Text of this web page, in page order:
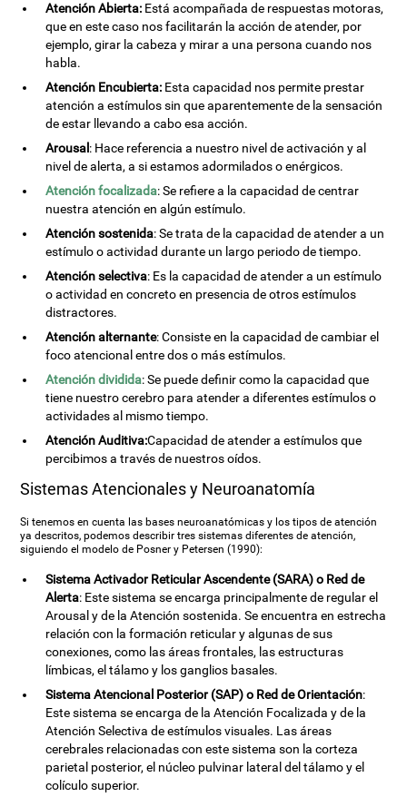
Atención Abierta: Está acompañada de respuestas motoras,
que en este caso nos facilitarán la acción de atender, por
ejemplo, girar la cabeza y mirar a una persona cuando nos
habla.
Atención Encubierta: Esta capacidad nos permite prestar
atención a estímulos sin que aparentemente de la sensación
de estar llevando a cabo esa acción.
Arousal : Hace referencia a nuestro nivel de activación y al
nivel de alerta, a si estamos adormilados o enérgicos.
Atención focalizada: Se refiere a la capacidad de centrar
nuestra atención en algún estímulo.
Atención sostenida: Se trata de la capacidad de atender a un
estímulo o actividad durante un largo periodo de tiempo.
Atención selectiva: Es la capacidad de atender a un estímulo
o actividad en concreto en presencia de otros estímulos
distractores.
Atención alternante: Consiste en la capacidad de cambiar el
foco atencional entre dos o más estímulos.
Atención dividida: Se puede definir como la capacidad que
tiene nuestro cerebro para atender a diferentes estímulos o
actividades al mismo tiempo.
Atención Auditiva:Capacidad de atender a estímulos que
percibimos a través de nuestros oídos.
Sistemas Atencionales y Neuroanatomía
Si tenemos en cuenta las bases neuroanatómicas y los tipos de atención
ya descritos, podemos describir tres sistemas diferentes de atención,
siguiendo el modelo de Posner y Petersen (1990):
Sistema Activador Reticular Ascendente (SARA) o Red de
Alerta: Este sistema se encarga principalmente de regular el
Arousal y de la Atención sostenida. Se encuentra en estrecha
relación con la formación reticular y algunas de sus
conexiones, como las áreas frontales, las estructuras
límbicas, el tálamo y los ganglios basales.
Sistema Atencional Posterior (SAP) o Red de Orientación:
Este sistema se encarga de la Atención Focalizada y de la
Atención Selectiva de estímulos visuales. Las áreas
cerebrales relacionadas con este sistema son la corteza
parietal posterior, el núcleo pulvinar lateral del tálamo y el
colículo superior.